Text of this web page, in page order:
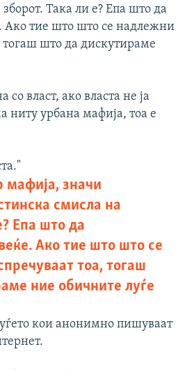
Така ли е? Епа што да
Ако тие што што се надлежни
тогаш што да дискутираме
со власт, ако власта не ја
ниту урбана мафија, тоа е
мафија, значи
смисла на
Епа што да
Ако тие што што се
тоа, тогаш
ние обичните луѓе
кои анонимно пишуваат